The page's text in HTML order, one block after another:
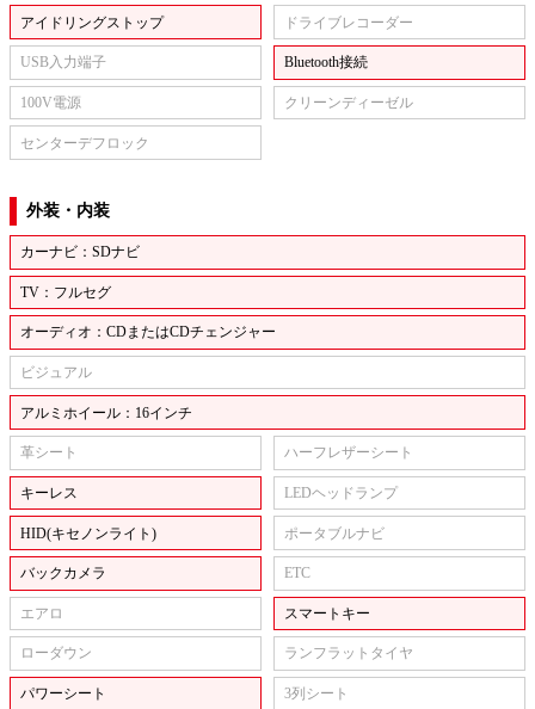
アイドリングストップ ドライブレコーダー
USB入力端子 Bluetooth接続
100V電源 クリーンディーゼル
センターデフロック
外装・内装
カーナビ：SDナビ
TV：フルセグ
オーディオ：CDまたはCDチェンジャー
ビジュアル
アルミホイール：16インチ
革シート ハーフレザーシート
キーレス LEDヘッドランプ
HID(キセノンライト) ポータブルナビ
バックカメラ ETC
エアロ スマートキー
ローダウン ランフラットタイヤ
パワーシート 3列シート